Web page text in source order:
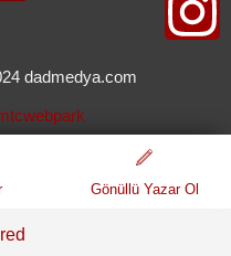
dadmedya.com
Gönüllü Yazar Ol